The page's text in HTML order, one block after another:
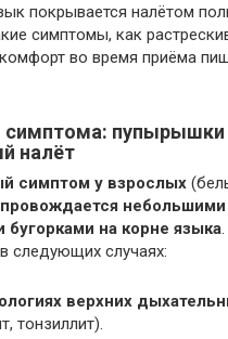
покрывается налётом
симптомы, как
во время приёма
симптома: пупырышки
налёт
симптом у взрослых
небольшими
на корне языка.
следующих случаях:
верхних
тонзиллит).